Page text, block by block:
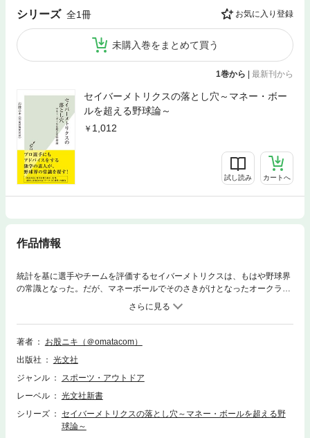
シリーズ 全1冊 お気に入り登録
未購入巻をまとめて買う
1巻から | 最新刊から
セイバーメトリクスの落とし穴～マネー・ボー
ルを超える野球論～
1,012
試し読み カートへ
作品情報
統計を基に選手やチームを評価するセイバーメトリクスは、もはや野球界
の常識となった。だが、マネーボールでそのさきがけとなったオークラン
ド・アスレチックスは以後、一度もワールドシリーズへ進出できていな
い。データ分析が当たり前となった今、世界のトップたちはどのように周
りと差をつけているのか？ ダルビッシュ有選手を筆頭に多くのプロや専
門家から支持を集める独学の素人が、球界の最先端トレンドを明らかにす
著者
お股ニキ（＠omatacom）
出版社
光文社
ジャンル
スポーツ・アウトドア
レーベル
光文社新書
シリーズ
セイバーメトリクスの落とし穴～マネー・ボールを超える野
球論～